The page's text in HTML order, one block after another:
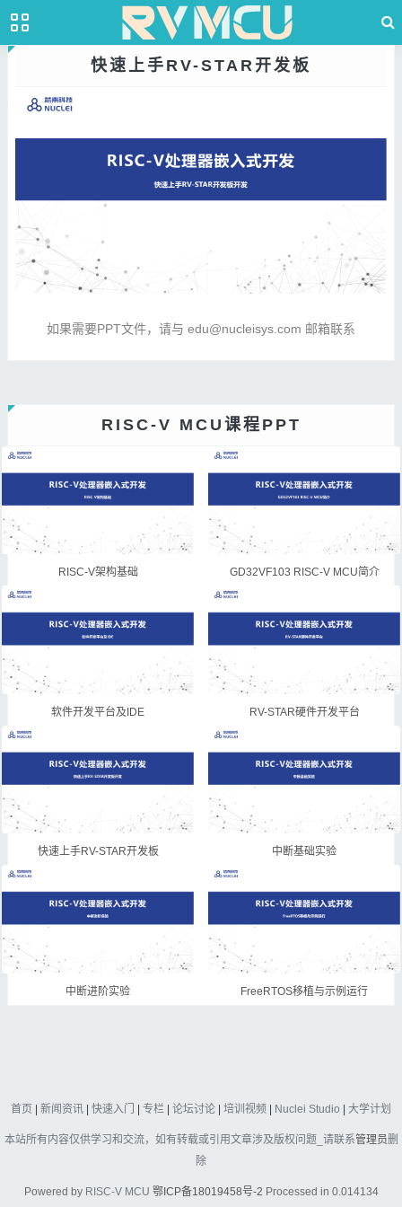
快速上手RV-STAR开发板
如果需要PPT文件，请与 edu@nucleisys.com 邮箱联系
RISC-V MCU课程PPT
RISC-V架构基础 GD32VF103 RISC-V MCU简介
软件开发平台及IDE RV-STAR硬件开发平台
快速上手RV-STAR开发板 中断基础实验
中断进阶实验 FreeRTOS移植与示例运行
首页 | 新闻资讯 | 快速入门 | 专栏 | 论坛讨论 | 培训视频 | Nuclei Studio | 大学计划
本站所有内容仅供学习和交流，如有转载或引用文章涉及版权问题_请联系管理员删
除
Powered by RISC-V MCU 鄂ICP备18019458号-2 Processed in 0.014134